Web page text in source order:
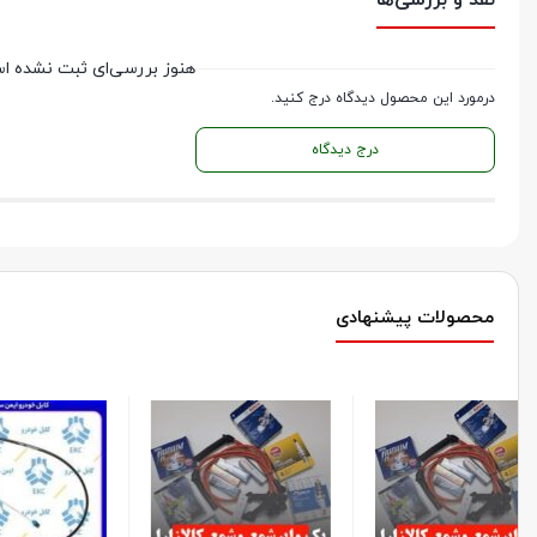
درمورد این محصول دیدگاه درج کنید.
درج دیدگاه
هنوز بررسی‌ای ثبت نشده
محصولات پیشنهادی